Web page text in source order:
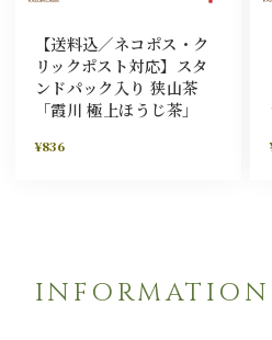
【送料込／ネコポス・ク
リックポスト対応】スタ
ンドパック入り 狭山茶
「霞川 極上ほうじ茶」
¥836
INFORMATION